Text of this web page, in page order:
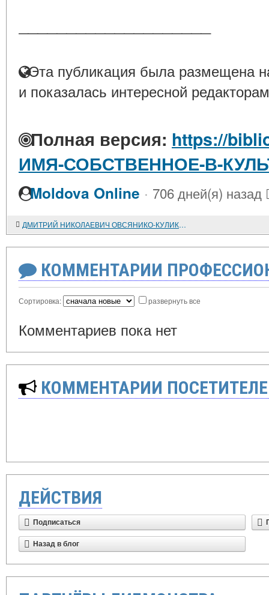
Эта публикация была размещена
и показалась интересной
Полная версия: https://
ИМЯ-СОБСТВЕННОЕ-В-
Moldova Online · 706 дней(я) назад
ДМИТРИЙ НИКОЛАЕВИЧ ОВСЯНИКО-КУЛИКОВСКИЙ 1853-1920
КОММЕНТАРИИ
Сортировка: развернуть все
Комментариев пока нет
КОММЕНТАРИИ
ДЕЙСТВИЯ
Подписаться
Назад в блог